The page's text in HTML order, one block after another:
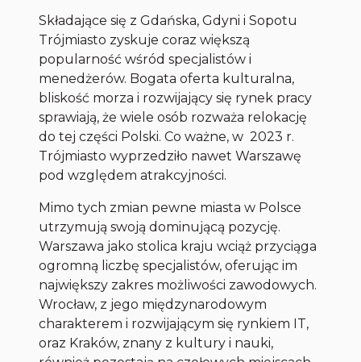
Składające się z Gdańska, Gdyni i Sopotu
Trójmiasto zyskuje coraz większą
popularność wśród specjalistów i
menedżerów. Bogata oferta kulturalna,
bliskość morza i rozwijający się rynek pracy
sprawiają, że wiele osób rozważa relokację
do tej części Polski. Co ważne, w 2023 r.
Trójmiasto wyprzedziło nawet Warszawę
pod względem atrakcyjności.
Mimo tych zmian pewne miasta w Polsce
utrzymują swoją dominującą pozycję.
Warszawa jako stolica kraju wciąż przyciąga
ogromną liczbę specjalistów, oferując im
największy zakres możliwości zawodowych.
Wrocław, z jego międzynarodowym
charakterem i rozwijającym się rynkiem IT,
oraz Kraków, znany z kultury i nauki,